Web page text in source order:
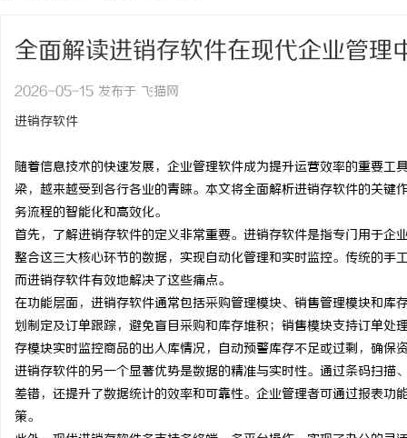
全面解读进销存软件在现代企业管理
2026-05-15 发布于 飞猫网
进销存软件
随着信息技术的快速发展，企业管理软件成为提升运营效率的重要
梁，越来越受到各行各业的青睐。本文将全面解析进销存软件的关
务流程的智能化和高效化。
首先，了解进销存软件的定义非常重要。进销存软件是指专门用于
整合这三大核心环节的数据，实现自动化管理和实时监控。传统的
而进销存软件有效地解决了这些痛点。
在功能层面，进销存软件通常包括采购管理模块、销售管理模块和
划制定及订单跟踪，避免盲目采购和库存堆积；销售模块支持订单
存模块实时监控商品的出入库情况，自动预警库存不足或过剩，确保
进销存软件的另一个显著优势是数据的精准与实时性。通过条码扫
差错，还提升了数据统计的效率和可靠性。企业管理者可通过报表
策。